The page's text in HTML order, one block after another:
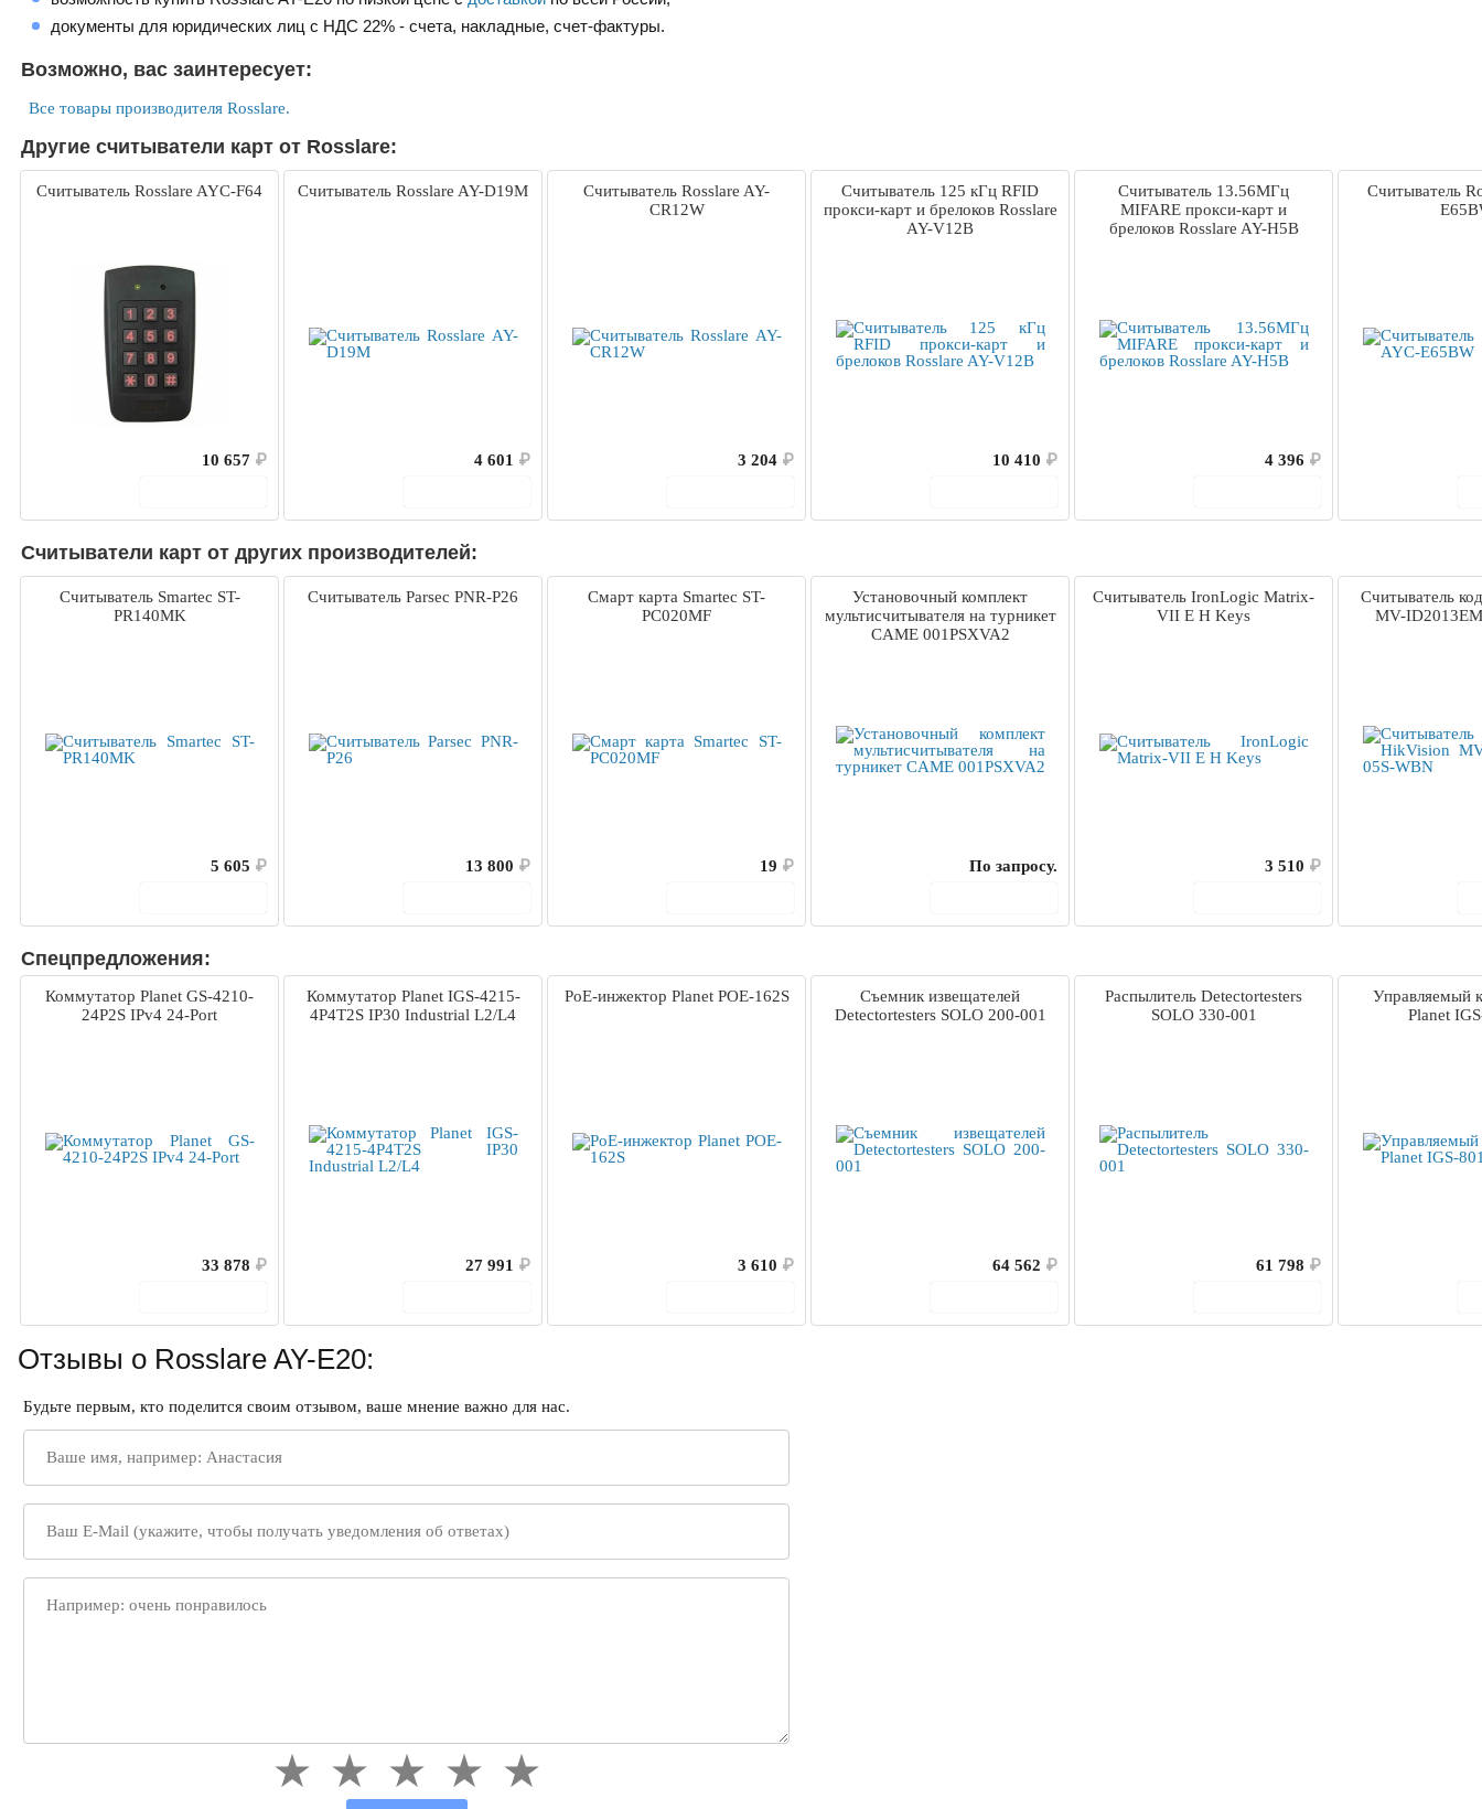
документы для юридических лиц с НДС 22% - счета, накладные, счет-фактуры.
Возможно, вас заинтересует:
Все товары производителя Rosslare.
Другие считыватели карт от Rosslare:
Считыватель Rosslare AYC-F64
10 657 ₽
Считыватель Rosslare AY-D19M
4 601 ₽
Считыватель Rosslare AY-
CR12W
3 204 ₽
Считыватель 125 кГц RFID
прокси-карт и брелоков Rosslare
AY-V12B
10 410 ₽
Считыватель 13.56МГц
MIFARE прокси-карт и
брелоков Rosslare AY-H5B
4 396 ₽
Считыватель
Считыватели карт от других производителей:
Считыватель Smartec ST-
PR140MK
5 605 ₽
Считыватель Parsec PNR-P26
13 800 ₽
Cмарт карта Smartec ST-
PC020MF
19 ₽
Установочный комплект
мультисчитывателя на турникет
CAME 001PSXVA2
По запросу.
Считыватель IronLogic Matrix-
VII E H Keys
3 510 ₽
Считыватель
MV-
Спецпредложения:
Коммутатор Planet GS-4210-
24P2S IPv4 24-Port
33 878 ₽
Коммутатор Planet IGS-4215-
4P4T2S IP30 Industrial L2/L4
27 991 ₽
PoE-инжектор Planet POE-162S
3 610 ₽
Съемник извещателей
Detectortesters SOLO 200-001
64 562 ₽
Распылитель Detectortesters
SOLO 330-001
61 798 ₽
Управляемый
Planet
Отзывы о Rosslare AY-E20:
Будьте первым, кто поделится своим отзывом, ваше мнение важно для нас.